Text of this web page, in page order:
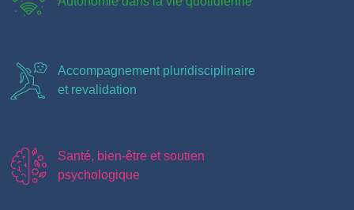
Accompagnement pluridisciplinaire
et revalidation
Santé, bien-être et soutien
psychologique